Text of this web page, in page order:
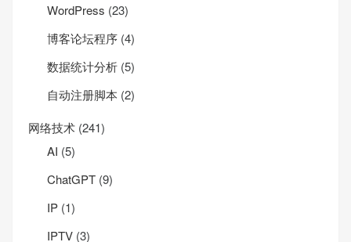
WordPress (23)
博客论坛程序 (4)
数据统计分析 (5)
自动注册脚本 (2)
网络技术 (241)
AI (5)
ChatGPT (9)
IP (1)
IPTV (3)